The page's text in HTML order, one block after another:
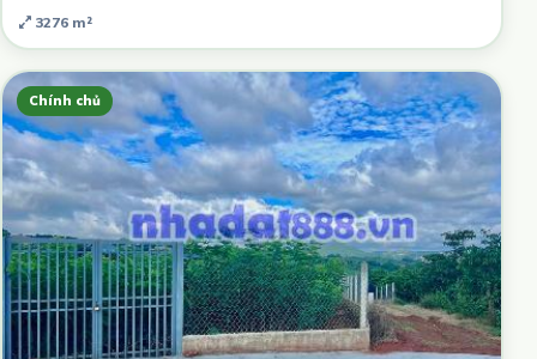
3276 m²
Chính chủ